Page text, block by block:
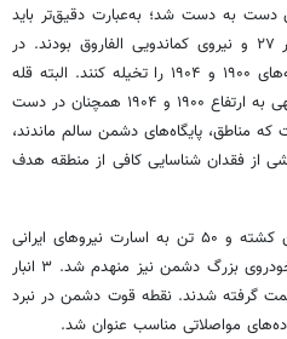
دست به دست شد؛ به‌عبارت دقیق‌تر باید
گفت این تبادل‌ها، بین نیروهای لشکر ۲۷ و نیروی کماندویی الفاروق بودند. در
نهایت نیروهای خودی مجبور شدند قله‌های ۱۹۰۰ و ۱۹۰۴ را تخیله کنند. البته قله
شمالی شاخ تاجر ۱۸۶۶ و دامنه‌های منتهی به ارتفاع ۱۹۰۰ و ۱۹۰۴ همچنان در دست
این وضعیت که مناطق، پایگاه‌های دشمن سالم ماندند،
از فقدان شناسایی کافی از منطقه هدف
در این روز ۱۲۰۰ تن از نیروهای دشمن کشته و ۵۰ تن به اسارت نیروهای ایرانی
درآمدند. بیش از ۳۲ دستگاه تانک و خودروی بزرگ دشمن نیز منهدم شد. ۳ انبار
گرفته شدند. نقطه قوت دشمن در نبرد
مواصلاتی مناسب عنوان شد.